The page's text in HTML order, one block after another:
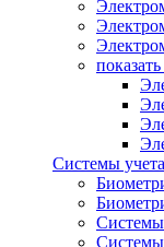
Системы
Системы
Системы